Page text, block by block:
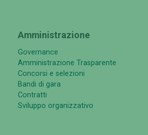
Amministrazione
Governance
Amministrazione Trasparente
Concorsi e selezioni
Bandi di gara
Contratti
Sviluppo organizzativo